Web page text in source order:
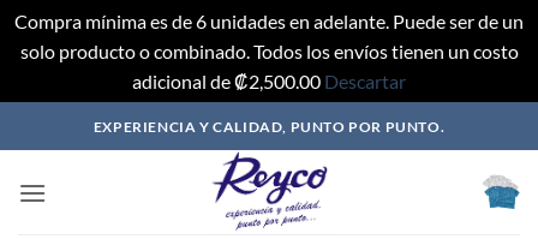
Compra mínima es de 6 unidades en adelante. Puede ser de un
solo producto o combinado. Todos los envíos tienen un costo
adicional de ₡2,500.00 Descartar
al
EXPERIENCIA Y CALIDAD, PUNTO POR PUNTO.